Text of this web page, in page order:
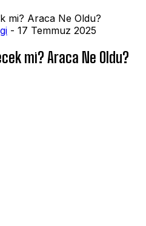
mi? Araca Ne Oldu?
- 17 Temmuz 2025
mi? Araca Ne Oldu?